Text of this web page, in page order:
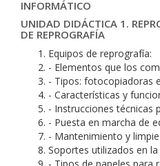
INFORMÁTICO
UNIDAD DIDÁCTICA 1.
DE REPROGRAFÍA
Equipos de reprografía:
- Elementos que los
- Tipos: fotocopiadoras
- Características y
- Instrucciones técnicas
- Puesta en marcha de
- Mantenimiento y
Soportes utilizados en